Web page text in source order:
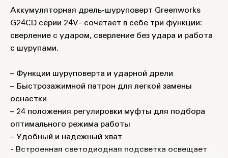
Аккумуляторная дрель-шуруповерт Greenworks
G24CD серии 24V - сочетает в себе три функции:
сверление с ударом, сверление без удара и работа
с шурупами.
– Функции шуруповерта и ударной дрели
– Быстрозажимной патрон для легкой замены
оснастки
– 24 положения регулировки муфты для подбора
оптимального режима работы
– Удобный и надежный хват
- Встроенная светодиодная подсветка освещает